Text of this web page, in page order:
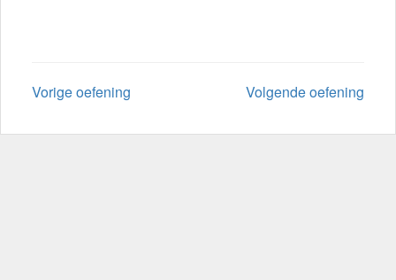
Vorige oefening Volgende oefening